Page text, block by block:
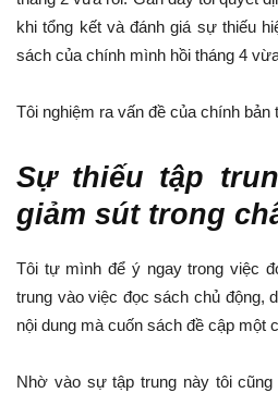
khi tổng kết và đánh giá sự thiếu
sách của chính mình hồi tháng 4
Tôi nghiệm ra vấn đề của chính bản
Sự thiếu tập
giảm sút trong
Tôi tự mình để ý ngay trong việc
trung vào việc đọc sách chủ động,
nội dung mà cuốn sách đề cập một
Nhờ vào sự tập trung này tôi